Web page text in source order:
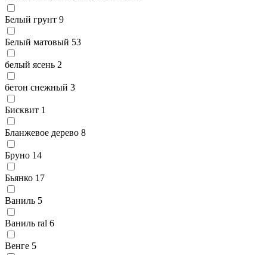
Белый грунт 9
Белый матовый 53
белый ясень 2
бетон снежный 3
Бисквит 1
Бланжевое дерево 8
Бруно 14
Бьянко 17
Ваниль 5
Ваниль ral 6
Венге 5